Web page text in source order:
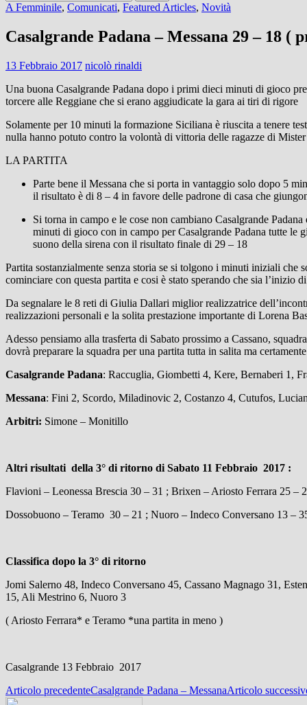
per:
A Femminile, Comunicati, Featured Articles, Novità
Casalgrande Padana – Messana 29 – 18 (
13 Febbraio 2017 nicolò rinaldi
Una buona Casalgrande Padana dopo i primi dieci minuti di gioco
torcere alle Reggiane che si erano aggiudicate la gara ai tiri di rigore
Solamente per 10 minuti la formazione Siciliana è riuscita a tenere
nulla hanno potuto contro la volontà di vittoria delle ragazze di
LA PARTITA
Parte bene il Messana che si porta in vantaggio solo dopo 5
il risultato è di 8 – 4 in favore delle padrone di casa che
Si torna in campo e le cose non cambiano Casalgrande
minuti di gioco con in campo per Casalgrande Padana tutte le
suono della sirena con il risultato finale di 29 – 18
Partita sostanzialmente senza storia se si tolgono i minuti iniziali che
cominciare con questa partita e cosi è stato sperando che sia l’inizio
Da segnalare le 8 reti di Giulia Dallari miglior realizzatrice
realizzazioni personali e la solita prestazione importante di Lorena
Adesso pensiamo alla trasferta di Sabato prossimo a Cassano,
dovrà preparare la squadra per una partita tutta in salita ma
Casalgrande Padana: Raccuglia, Giombetti 4, Kere, Bernaberi 1,
Messana: Fini 2, Scordo, Miladinovic 2, Costanzo 4, Cutufos,
Arbitri: Simone – Monitillo
Altri risultati della 3° di ritorno di Sabato 11 Febbraio 2017 :
Flavioni – Leonessa Brescia 30 – 31 ; Brixen – Ariosto Ferrara 25 –
Dossobuono – Teramo 30 – 21 ; Nuoro – Indeco Conversano 13 –
Classifica dopo la 3° di ritorno
Jomi Salerno 48, Indeco Conversano 45, Cassano Magnago 31,
15, Ali Mestrino 6, Nuoro 3
( Ariosto Ferrara* e Teramo *una partita in meno )
Casalgrande 13
Navigazione
Articolo precedenteCasalgrande Padana – MessanaArticolo